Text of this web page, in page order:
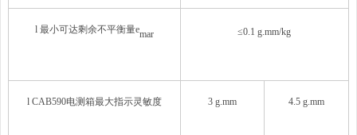
l 最小可达剩余不平衡量emar ≤0.1 g.mm/kg
l CAB590电测箱最大指示灵敏度 3 g.mm 4.5 g.mm